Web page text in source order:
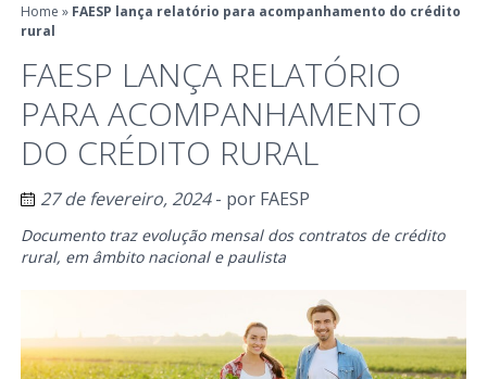
Home » FAESP lança relatório para acompanhamento do crédito
rural
FAESP LANÇA RELATÓRIO
PARA ACOMPANHAMENTO
DO CRÉDITO RURAL
27 de fevereiro, 2024- por FAESP
Documento traz evolução mensal dos contratos de crédito
rural, em âmbito nacional e paulista